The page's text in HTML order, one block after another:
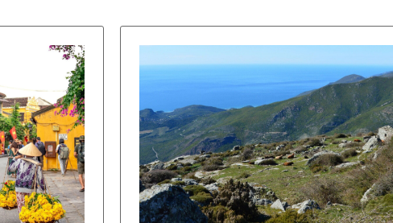
DECOUVRIR CE CIRCUIT